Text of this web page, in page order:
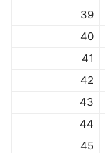
39
40
41
42
43
44
45